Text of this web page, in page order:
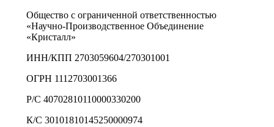
Общество с ограниченной ответственностью
«Научно-Производственное Объединение
«Кристалл»
ИНН/КПП 2703059604/270301001
ОГРН 1112703001366
Р/С 40702810110000330200
К/С 30101810145250000974